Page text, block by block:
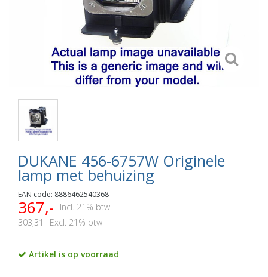
DUKANE 456-6757W Originele
lamp met behuizing
EAN code: 8886462540368
367,-
Incl. 21% btw
303,31
Excl. 21% btw
Artikel is op voorraad